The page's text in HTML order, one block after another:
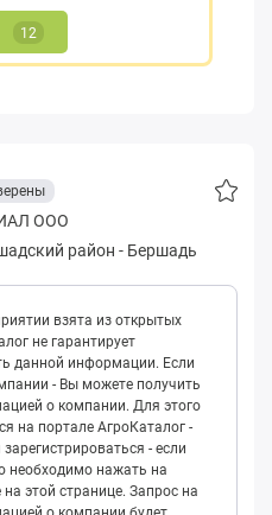
12
ООО
район - Бершадь
взята из открытых
не гарантирует
данной информации. Если
- Вы можете получить
о компании. Для этого
на портале АгроКаталог -
- если
необходимо нажать на
этой странице. Запрос на